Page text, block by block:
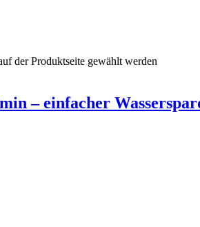
der Produktseite gewählt werden
– einfacher